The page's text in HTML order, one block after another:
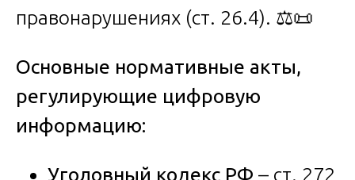
правонарушениях (ст. 26.4). ⚖️📜
Основные нормативные акты,
регулирующие цифровую
информацию:
Уголовный кодекс РФ – ст. 272